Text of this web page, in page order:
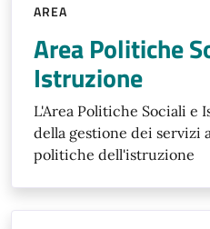
AREA
Area Politiche
Istruzione
L'Area Politiche Sociali e
della gestione dei servizi
politiche dell'istruzione